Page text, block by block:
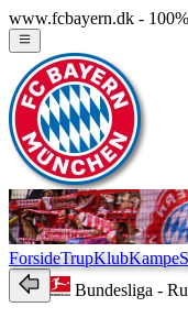
www.fcbayern.dk -
ForsideTrupKlubKampe
Bundesliga -